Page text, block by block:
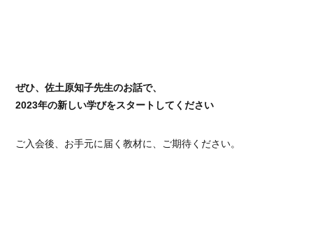
ぜひ、佐土原知子先生のお話で、
2023年の新しい学びをスタートしてください
ご入会後、お手元に届く教材に、ご期待ください。